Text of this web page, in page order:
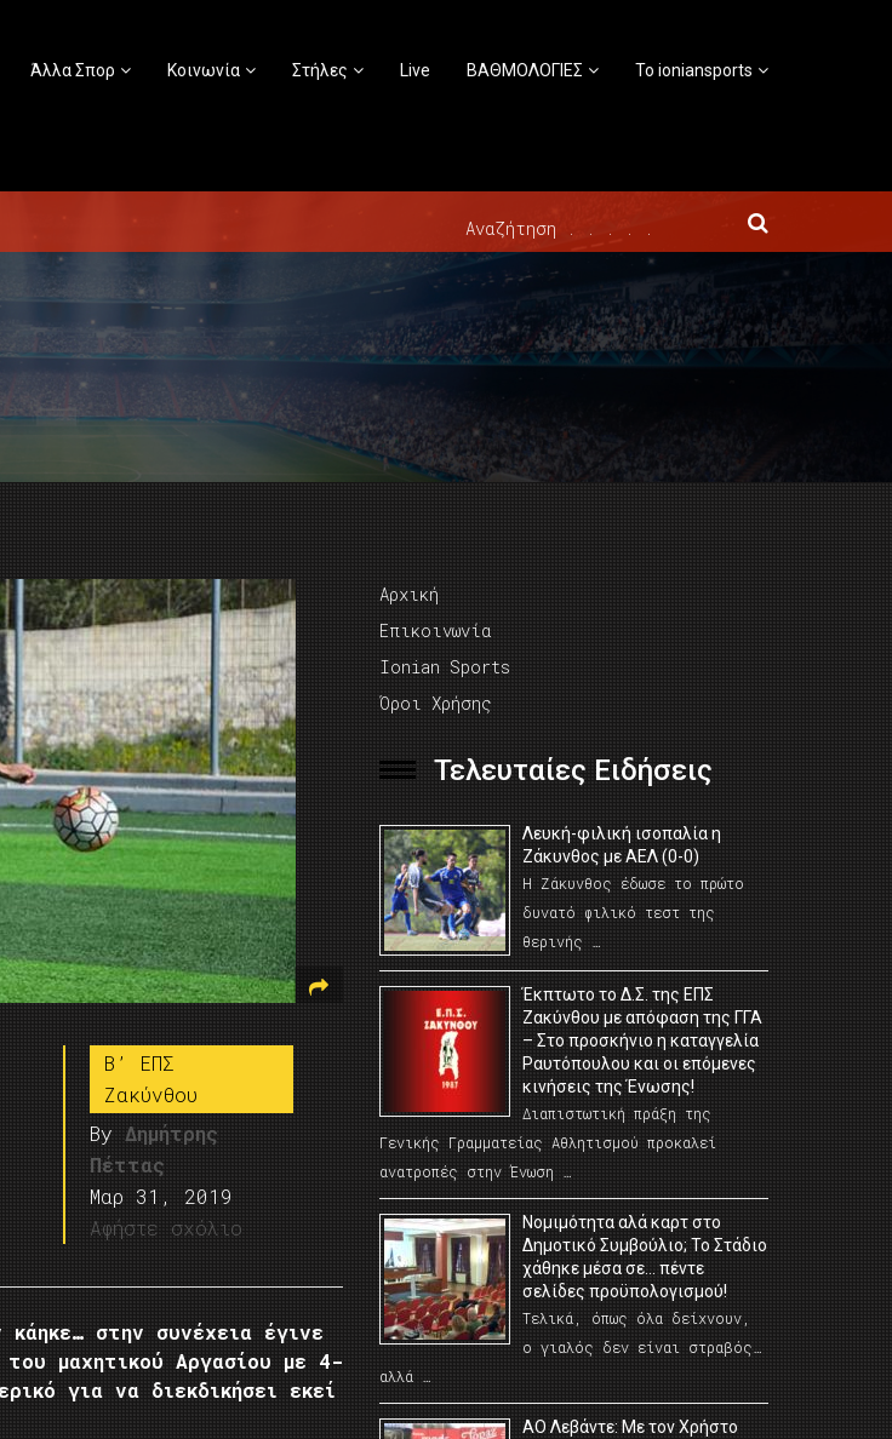
Άλλα Σπορ Κοινωνία Στήλες Live ΒΑΘΜΟΛΟΓΙΕΣ Το ioniansports
B’ ΕΠΣ
Ζακύνθου
By Δημήτρης
Πέττας
Μαρ 31, 2019
Αφήστε σχόλιο
στην συνέχεια έγινε
μαχητικού Αργασίου με 4-
για να διεκδικήσει εκεί
Αρχική
Επικοινωνία
Ionian Sports
Όροι Χρήσης
Τελευταίες Ειδήσεις
Λευκή-φιλική ισοπαλία η
Ζάκυνθος με ΑΕΛ (0-0)
Η Ζάκυνθος έδωσε το πρώτο
δυνατό φιλικό τεστ της
θερινής …
Έκπτωτο το Δ.Σ. της ΕΠΣ
Ζακύνθου με απόφαση της ΓΓΑ
– Στο προσκήνιο η καταγγελία
Ραυτόπουλου και οι επόμενες
κινήσεις της Ένωσης!
Διαπιστωτική πράξη της
Γενικής Γραμματείας Αθλητισμού προκαλεί
ανατροπές στην Ένωση …
Νομιμότητα αλά καρτ στο
Δημοτικό Συμβούλιο; Το Στάδιο
χάθηκε μέσα σε… πέντε
σελίδες προϋπολογισμού!
Τελικά, όπως όλα δείχνουν,
ο γιαλός δεν είναι στραβός…
αλλά …
ΑΟ Λεβάντε: Με τον Χρήστο